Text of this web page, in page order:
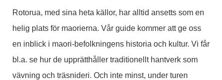
Rotorua, med sina heta källor, har alltid ansetts som en
helig plats för maorierna. Vår guide kommer att ge oss
en inblick i maori-befolkningens historia och kultur. Vi får
bl.a. se hur de upprätthåller traditionellt hantverk som
vävning och träsnideri. Och inte minst, under turen